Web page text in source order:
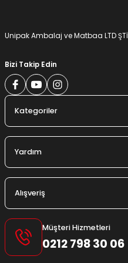
Unipak Ambalaj ve Matbaa LTD ŞTİ
Bizi Takip Edin
Kategoriler
Yardım
Alışveriş
Müşteri Hizmetleri
0212 798 30 06